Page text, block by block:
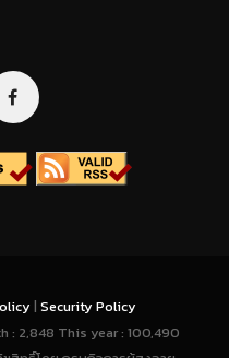
| Security Policy
: 2,848 This year : 100,490